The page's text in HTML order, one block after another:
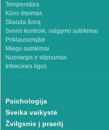
Temperatūra
Kūno tirpimas
Skauda šoną
Svorio kontrolė, valgymo sutrikimai
Priklausomybė
Miego sutrikimai
Nuovargis ir silpnumas
Infekcinės ligos
Psichologija
Sveika vaikystė
Žvilgsnis į praeitį